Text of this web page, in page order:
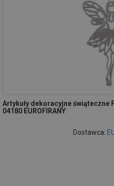
Artykuły dekoracyjne świąteczne
04180 EUROFIRANY
Dostawca: